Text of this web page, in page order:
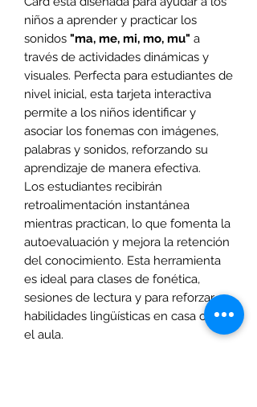
niños a aprender y practicar los
sonidos "ma, me, mi, mo, mu" a
través de actividades dinámicas y
visuales. Perfecta para estudiantes de
nivel inicial, esta tarjeta interactiva
permite a los niños identificar y
asociar los fonemas con imágenes,
palabras y sonidos, reforzando su
aprendizaje de manera efectiva.
Los estudiantes recibirán
retroalimentación instantánea
mientras practican, lo que fomenta la
autoevaluación y mejora la retención
del conocimiento. Esta herramienta
es ideal para clases de fonética,
sesiones de lectura y para reforzar
habilidades lingüísticas en casa o en
el aula.